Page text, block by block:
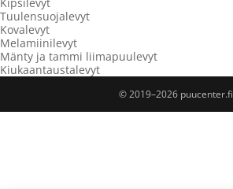
Tuulensuojalevyt
Kovalevyt
Melamiinilevyt
Mänty ja tammi liimapuulevyt
Kiukaantaustalevyt
© 2019–2026 puucenter.fi